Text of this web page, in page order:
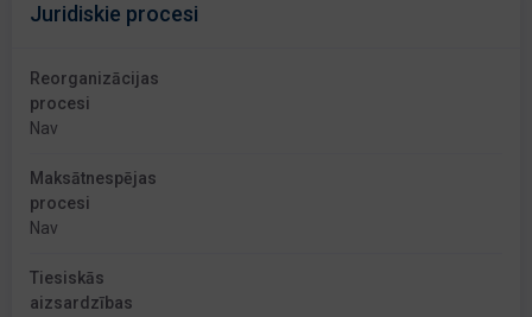
Juridiskie procesi
Reorganizācijas
procesi
Nav
Maksātnespējas
procesi
Nav
Tiesiskās
aizsardzības